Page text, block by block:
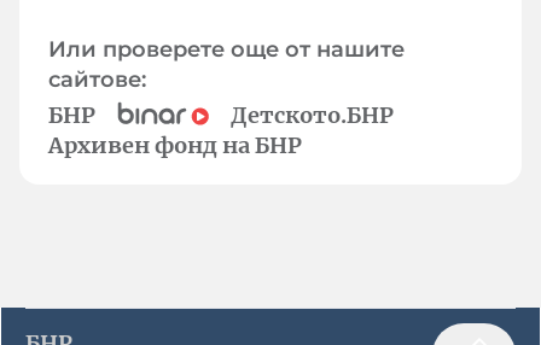
Или проверете още от нашите
сайтове:
БНР
Детското.БНР
Архивен фонд на БНР